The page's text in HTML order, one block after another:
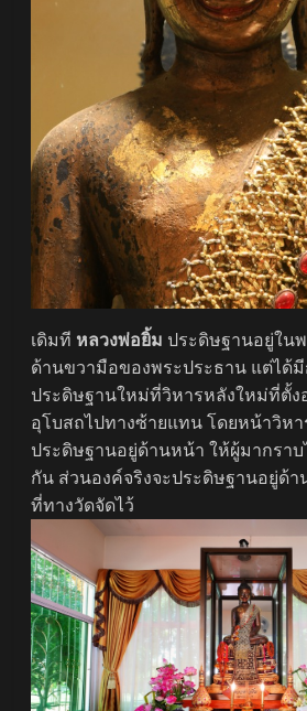
เดิมที หลวงพ่อยิ้ม ประดิษฐานอยู่ใน
ด้านขวามือของพระประธาน แต่ได้
ประดิษฐานใหม่ที่วิหารหลังใหม่ที่ตั้ง
อุโบสถไปทางซ้ายแทน โดยหน้าวิห
ประดิษฐานอยู่ด้านหน้า ให้ผู้มากรา
กัน ส่วนองค์จริงจะประดิษฐานอยู่ด้
ที่ทางวัดจัดไว้